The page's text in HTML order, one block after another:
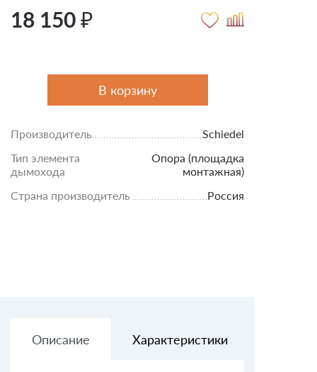
18 150 ₽
В корзину
Производитель
Schiedel
Тип элемента
дымохода
Опора (площадка
монтажная)
Страна производитель
Россия
Описание Характеристики